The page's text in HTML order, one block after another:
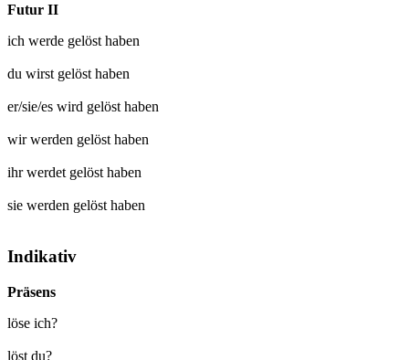
Futur II
ich werde gelöst haben
du wirst gelöst haben
er/sie/es wird gelöst haben
wir werden gelöst haben
ihr werdet gelöst haben
sie werden gelöst haben
Indikativ
Präsens
löse ich?
löst du?